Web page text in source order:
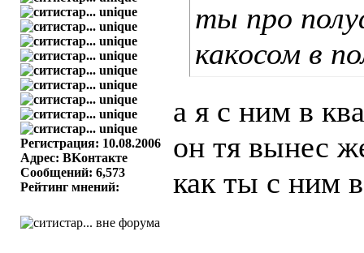
Регистрация: 10.08.2006
Адрес: BKонтактe
Сообщений: 6,573
Рейтинг мнений:
ты про
какосом в
а я с ним в
он тя вынес
как ты с ним